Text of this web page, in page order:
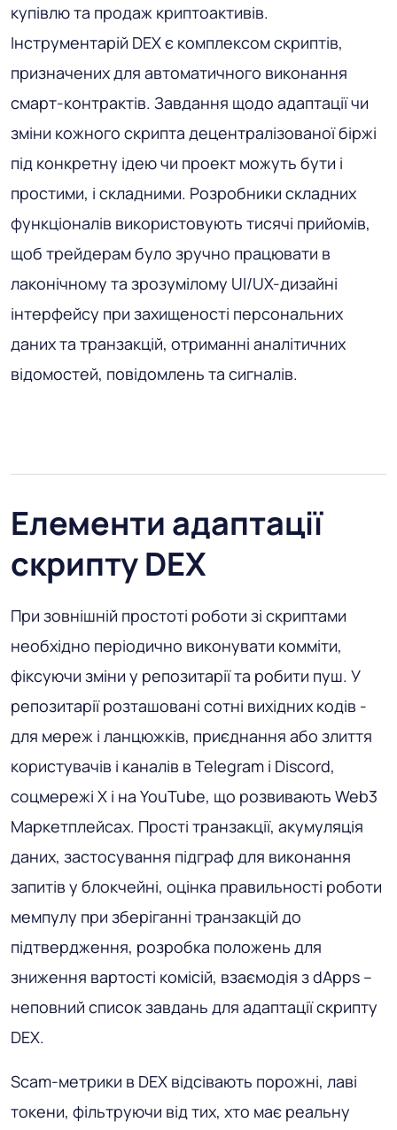
купівлю та продаж криптоактивів.
Інструментарій DEX є комплексом скриптів,
призначених для автоматичного виконання
смарт-контрактів. Завдання щодо адаптації чи
зміни кожного скрипта децентралізованої біржі
під конкретну ідею чи проект можуть бути і
простими, і складними. Розробники складних
функціоналів використовують тисячі прийомів,
щоб трейдерам було зручно працювати в
лаконічному та зрозумілому UI/UX-дизайні
інтерфейсу при захищеності персональних
даних та транзакцій, отриманні аналітичних
відомостей, повідомлень та сигналів.
Елементи адаптації
скрипту DEX
При зовнішній простоті роботи зі скриптами
необхідно періодично виконувати комміти,
фіксуючи зміни у репозитарії та робити пуш. У
репозитарії розташовані сотні вихідних кодів -
для мереж і ланцюжків, приєднання або злиття
користувачів і каналів в Telegram і Discord,
соцмережі X і на YouTube, що розвивають Web3
Маркетплейсах. Прості транзакції, акумуляція
даних, застосування підграф для виконання
запитів у блокчейні, оцінка правильності роботи
мемпулу при зберіганні транзакцій до
підтвердження, розробка положень для
зниження вартості комісій, взаємодія з dApps –
неповний список завдань для адаптації скрипту
DEX.
Scam-метрики в DEX відсівають порожні, лаві
токени, фільтруючи від тих, хто має реальну